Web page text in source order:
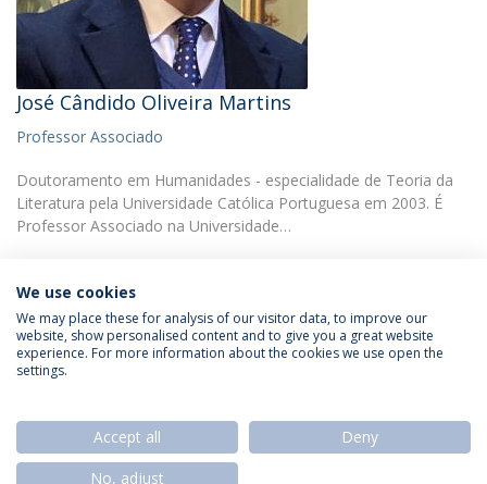
José Cândido Oliveira Martins
Professor Associado
Doutoramento em Humanidades - especialidade de Teoria da
Literatura pela Universidade Católica Portuguesa em 2003. É
Professor Associado na Universidade…
Política de Privacidade
Termos & Condições
We use cookies
We may place these for analysis of our visitor data, to improve our
website, show personalised content and to give you a great website
experience. For more information about the cookies we use open the
settings.
Accept all
Deny
No, adjust